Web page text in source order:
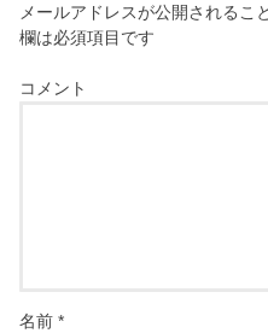
メールアドレスが公開されるこ
欄は必須項目です
コメント
名前*